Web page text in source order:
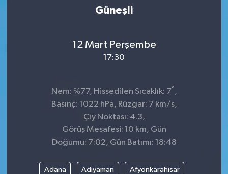
Güneşli
12 Mart Perşembe
17:30
Nem: %77, Hissedilen Sıcaklık: 7° ,
Basınç: 1022 hPa, Rüzgar: 7 km/s,
Çiy Noktası: 4.3,
Görüş Mesafesi: 10 km, Gün
Doğumu: 7:02, Gün Batımı: 18:48
Adana Adıyaman Afyonkarahisar